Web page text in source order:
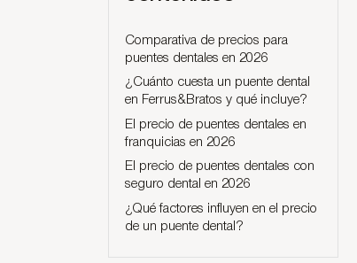
Comparativa de precios para
puentes dentales en 2026
¿Cuánto cuesta un puente dental
en Ferrus&Bratos y qué incluye?
El precio de puentes dentales en
franquicias en 2026
El precio de puentes dentales con
seguro dental en 2026
¿Qué factores influyen en el precio
de un puente dental?